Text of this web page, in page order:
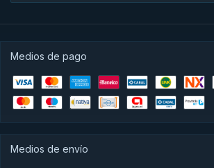
Medios de pago
Medios de envío